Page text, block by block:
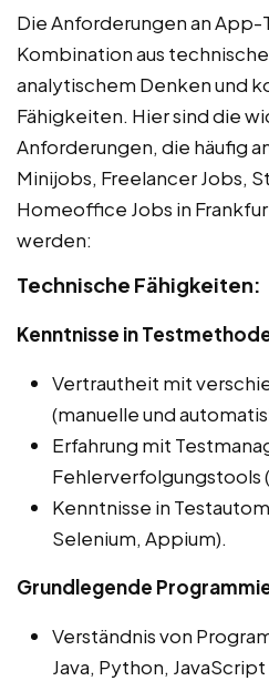
Die Anforderungen an App-
Kombination aus
analytischem Denken und
Fähigkeiten. Hier sind die
Anforderungen, die häufig
Minijobs, Freelancer Jobs,
Homeoffice Jobs in
werden:
Technische Fähigkeiten:
Kenntnisse in
Vertrautheit mit
(manuelle und
Erfahrung mit
Fehlerverfolgungstools
Kenntnisse in
Selenium, Appium).
Grundlegende
Verständnis von
Java, Python,